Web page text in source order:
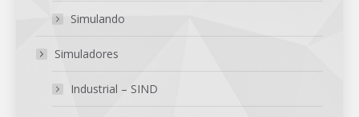
Simulando
Simuladores
Industrial – SIND